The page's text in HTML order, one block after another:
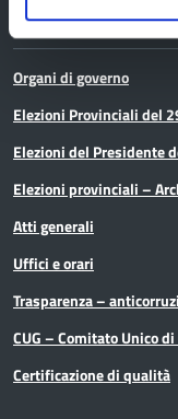
Organi di governo
Elezioni Provinciali del
Elezioni del Presidente
Elezioni provinciali –
Atti generali
Uffici e orari
Trasparenza –
CUG – Comitato Unico
Certificazione di qualità